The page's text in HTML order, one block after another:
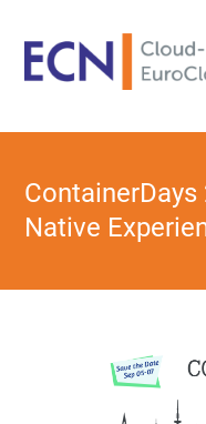
ContainerDays
Native